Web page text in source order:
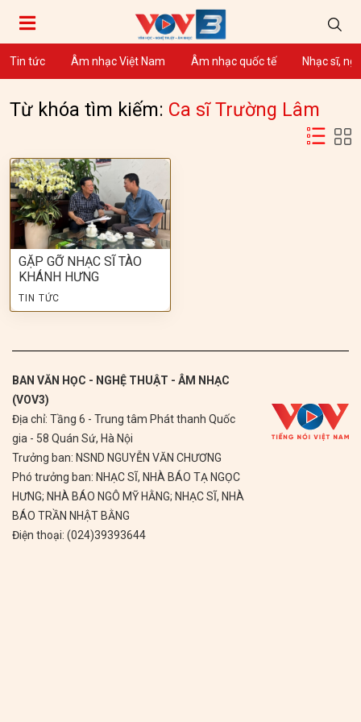
Tin tức Âm nhạc Việt Nam Âm nhạc quốc tế Nhạc sĩ,
Từ khóa tìm kiếm: Ca sĩ Trường Lâm
GẶP GỠ NHẠC SĨ TÀO
KHÁNH HƯNG
TIN TỨC
BAN VĂN HỌC - NGHỆ THUẬT - ÂM NHẠC
(VOV3)
Địa chỉ: Tầng 6 - Trung tâm Phát thanh Quốc
gia - 58 Quán Sứ, Hà Nội
Trưởng ban: NSND NGUYỄN VĂN CHƯƠNG
Phó trưởng ban: NHẠC SĨ, NHÀ BÁO TẠ NGỌC
HƯNG; NHÀ BÁO NGÔ MỸ HẰNG; NHẠC SĨ, NHÀ
BÁO TRẦN NHẬT BẰNG
Điện thoại: (024)39393644